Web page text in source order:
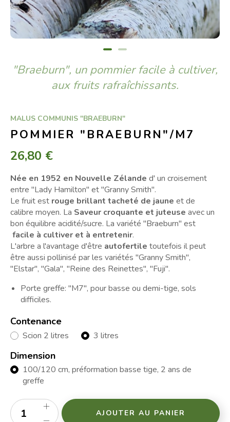
"Braeburn", un pommier facile à cultiver,
aux fruits rafraîchissants.
MALUS COMMUNIS "BRAEBURN"
POMMIER "BRAEBURN"/M7
26,80 €
Née en 1952 en Nouvelle Zélande d' un croisement
entre "Lady Hamilton" et "Granny Smith".
Le fruit est rouge brillant tacheté de jaune et de
calibre moyen. La Saveur croquante et juteuse avec un
bon équilibre acidité/sucre. La variété "Braeburn" est
facile à cultiver et à entretenir.
L'arbre a l'avantage d'être autofertile toutefois il peut
être aussi pollinisé par les variétés "Granny Smith",
"Elstar", "Gala", "Reine des Reinettes", "Fuji".
Porte greffe: "M7", pour basse ou demi-tige, sols
difficiles.
Contenance
Scion 2 litres 3 litres
Dimension
100/120 cm, préformation basse tige, 2 ans de
greffe
AJOUTER AU PANIER